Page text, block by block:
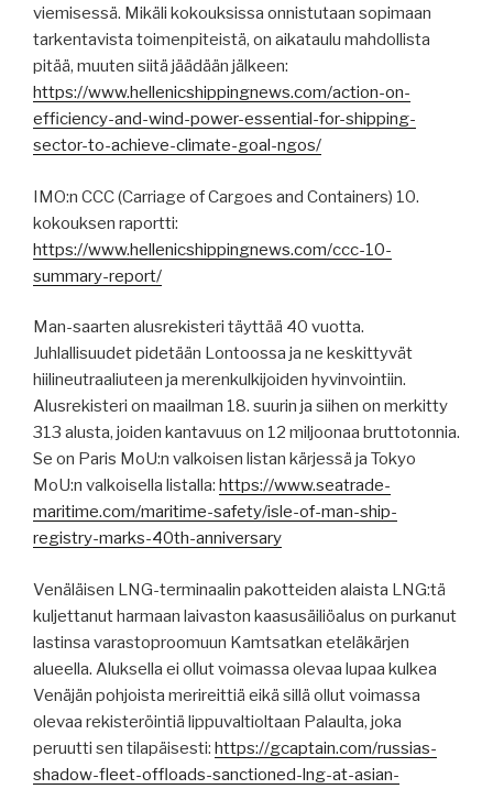
viemisessä. Mikäli kokouksissa onnistutaan sopimaan
tarkentavista toimenpiteistä, on aikataulu mahdollista
pitää, muuten siitä jäädään jälkeen:
https://www.hellenicshippingnews.com/action-on-
efficiency-and-wind-power-essential-for-shipping-
sector-to-achieve-climate-goal-ngos/
IMO:n CCC (Carriage of Cargoes and Containers) 10.
kokouksen raportti:
https://www.hellenicshippingnews.com/ccc-10-
summary-report/
Man-saarten alusrekisteri täyttää 40 vuotta.
Juhlallisuudet pidetään Lontoossa ja ne keskittyvät
hiilineutraaliuteen ja merenkulkijoiden hyvinvointiin.
Alusrekisteri on maailman 18. suurin ja siihen on merkitty
313 alusta, joiden kantavuus on 12 miljoonaa bruttotonnia.
Se on Paris MoU:n valkoisen listan kärjessä ja Tokyo
MoU:n valkoisella listalla: https://www.seatrade-
maritime.com/maritime-safety/isle-of-man-ship-
registry-marks-40th-anniversary
Venäläisen LNG-terminaalin pakotteiden alaista LNG:tä
kuljettanut harmaan laivaston kaasusäiliöalus on purkanut
lastinsa varastoproomuun Kamtsatkan eteläkärjen
alueella. Aluksella ei ollut voimassa olevaa lupaa kulkea
Venäjän pohjoista merireittiä eikä sillä ollut voimassa
olevaa rekisteröintiä lippuvaltioltaan Palaulta, joka
peruutti sen tilapäisesti: https://gcaptain.com/russias-
shadow-fleet-offloads-sanctioned-lng-at-asian-